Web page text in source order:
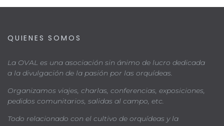
QUIENES SOMOS
La OVAL es una asociación sin ánimo de lucro dedicada
a la divulgación de la pasión por las orquídeas.
Organizamos viajes, charlas, conferencias, exposiciones,
pedidos comunitarios, salidas al campo, etc.
Todo relacionado con el cultivo de orquídeas y la